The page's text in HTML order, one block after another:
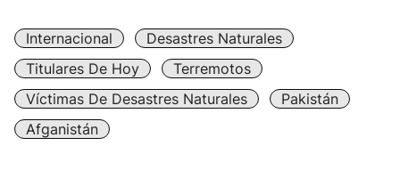
Internacional
Desastres Naturales
Titulares De Hoy
Terremotos
Víctimas De Desastres Naturales
Pakistán
Afganistán